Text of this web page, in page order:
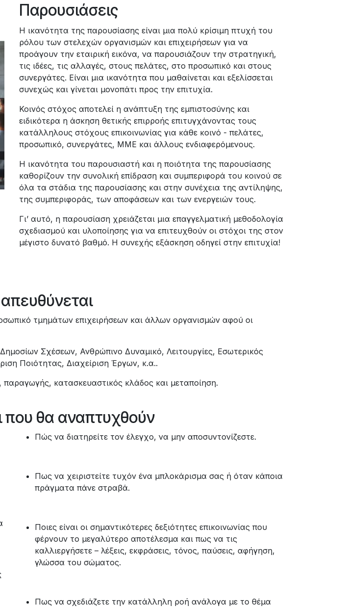
Παρουσιάσεις
Η ικανότητα της παρουσίασης είναι μια πολύ κρίσιμη πτυχή του
ρόλου των στελεχών οργανισμών και επιχειρήσεων για να
προάγουν την εταιρική εικόνα, να παρουσιάζουν την στρατηγική,
τις ιδέες, τις αλλαγές, στους πελάτες, στο προσωπικό και στους
συνεργάτες. Είναι μια ικανότητα που μαθαίνεται και εξελίσσεται
συνεχώς και γίνεται μονοπάτι προς την επιτυχία.
Κοινός στόχος αποτελεί η ανάπτυξη της εμπιστοσύνης και
ειδικότερα η άσκηση θετικής επιρροής επιτυγχάνοντας τους
κατάλληλους στόχους επικοινωνίας για κάθε κοινό - πελάτες,
προσωπικό, συνεργάτες, ΜΜΕ και άλλους ενδιαφερόμενους.
Η ικανότητα του παρουσιαστή και η ποιότητα της παρουσίασης
καθορίζουν την συνολική επίδραση και συμπεριφορά του κοινού σε
όλα τα στάδια της παρουσίασης και στην συνέχεια της αντίληψης,
της συμπεριφοράς, των αποφάσεων και των ενεργειών τους.
Γι’ αυτό, η παρουσίαση χρειάζεται μια επαγγελματική μεθοδολογία
σχεδιασμού και υλοποίησης για να επιτευχθούν οι στόχοι της στον
μέγιστο δυνατό βαθμό. Η συνεχής εξάσκηση οδηγεί στην επιτυχία!
τμημάτων επιχειρήσεων και άλλων οργανισμών αφού οι
Σχέσεων, Ανθρώπινο Δυναμικό, Λειτουργίες, Εσωτερικός
Ποιότητας, Διαχείριση Έργων, κ.α..
παραγωγής, κατασκευαστικός κλάδος και μεταποίηση.
που θα αναπτυχθούν
Πώς να διατηρείτε τον έλεγχο, να μην αποσυντονίζεστε.
Πως να χειριστείτε τυχόν ένα μπλοκάρισμα σας ή όταν κάποια
πράγματα πάνε στραβά.
Ποιες είναι οι σημαντικότερες δεξιότητες επικοινωνίας που
φέρνουν το μεγαλύτερο αποτέλεσμα και πως να τις
καλλιεργήσετε – λέξεις, εκφράσεις, τόνος, παύσεις, αφήγηση,
γλώσσα του σώματος.
Πως να σχεδιάζετε την κατάλληλη ροή ανάλογα με το θέμα